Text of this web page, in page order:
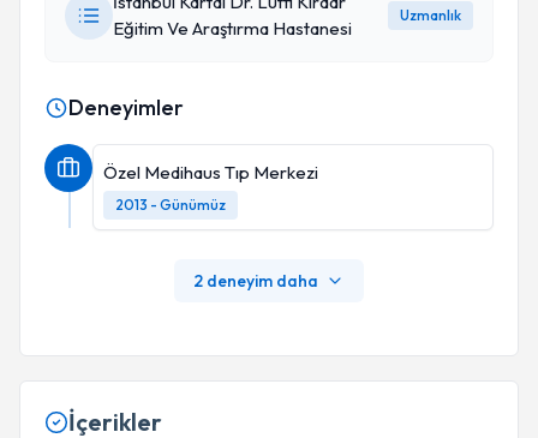
Eğitim Ve Araştırma Hastanesi
Uzmanlık
Deneyimler
Özel Medihaus Tıp Merkezi
2013 - Günümüz
2 deneyim daha
İçerikler